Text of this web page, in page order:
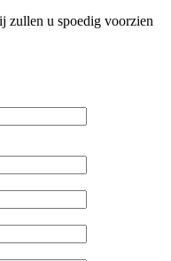
zullen u spoedig voorzien